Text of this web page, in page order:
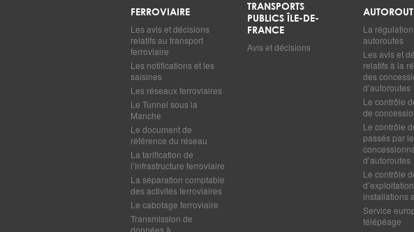
FERROVIAIRE
Les avis et décisions
relatifs au transport
ferroviaire
Les notifications et les
saisines
Les réseaux ferroviaires
Le Tunnel sous la
Manche
Le document de
référence du réseau
La tarification de
l’infrastructure ferroviaire
La séparation comptable
des activités ferroviaires
Le cabotage ferroviaire
Transmission de
TRANSPORTS
PUBLICS ÎLE-DE-
FRANCE
Avis et décisions
La
autoroutes
Les avis et
relatifs à la
des
d’autoroutes
Le contrôle
de
Le contrôle
passés par
d’autoroutes
Le contrôle
installations
Service
télépéage